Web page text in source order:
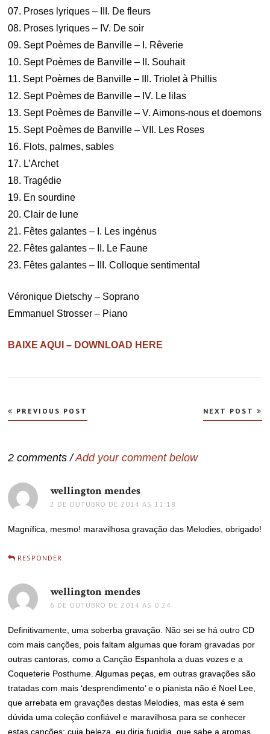
07. Proses lyriques – III. De fleurs
08. Proses lyriques – IV. De soir
09. Sept Poèmes de Banville – I. Rêverie
10. Sept Poèmes de Banville – II. Souhait
11. Sept Poèmes de Banville – III. Triolet à Phillis
12. Sept Poèmes de Banville – IV. Le lilas
13. Sept Poèmes de Banville – V. Aimons-nous et doemons
15. Sept Poèmes de Banville – VII. Les Roses
16. Flots, palmes, sables
17. L’Archet
18. Tragédie
19. En sourdine
20. Clair de lune
21. Fêtes galantes – I. Les ingénus
22. Fêtes galantes – II. Le Faune
23. Fêtes galantes – III. Colloque sentimental
Véronique Dietschy – Soprano
Emmanuel Strosser – Piano
BAIXE AQUI – DOWNLOAD HERE
Navegação
de
PREVIOUS POST NEXT POST
2 comments /Add your comment below
wellington mendes
2 DE OUTUBRO DE 2014 ÀS 11:18
Magnífica, mesmo! maravilhosa gravação das Melodies, obrigado!
RESPONDER
wellington mendes
6 DE OUTUBRO DE 2014 ÀS 0:24
Definitivamente, uma soberba gravação. Não sei se há outro CD
com mais canções, pois faltam algumas que foram gravadas por
outras cantoras, como a Canção Espanhola a duas vozes e a
Coqueterie Posthume. Algumas peças, em outras gravações são
tratadas com mais ‘desprendimento’ e o pianista não é Noel Lee,
que arrebata em gravações destas Melodies, mas esta é sem
dúvida uma coleção confiável e maravilhosa para se conhecer
estas canções; cuja beleza, eu diria fugidia, que sabe a aromas